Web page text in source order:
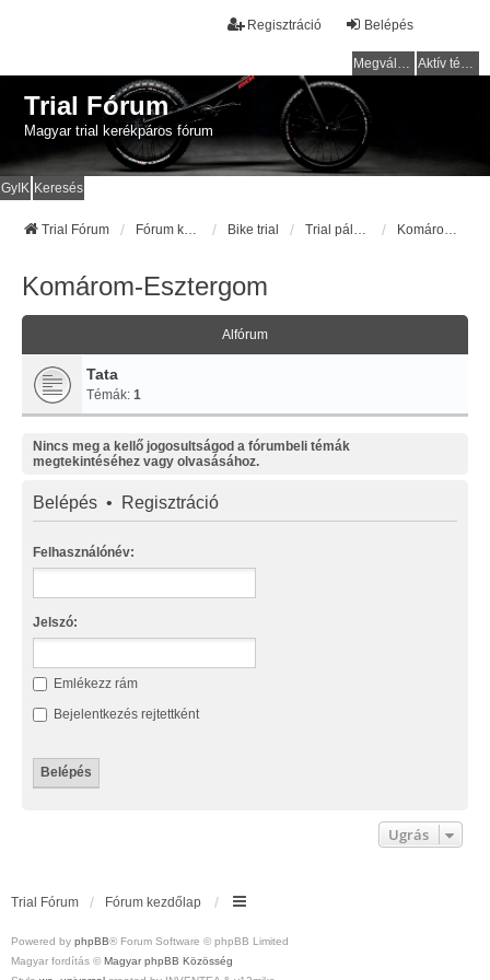
Belépés
Regisztráció
Megválaszolatlan témák Aktív témák
Trial Fórum
Magyar trial kerékpáros fórum
GyIK Keresés
Trial Fórum Bike trial
Komárom-Esztergom
Alfórum
Tata
Témák: 1
Nincs meg a kellő jogosultságod a fórumbeli témák
megtekintéséhez vagy olvasásához.
Belépés • Regisztráció
Felhasználónév:
Jelszó:
Emlékezz rám
Bejelentkezés rejtettként
Ugrás
Trial Fórum Fórum kezdőlap
Powered by phpBB® Forum Software © phpBB Limited
Magyar fordítás © Magyar phpBB Közösség